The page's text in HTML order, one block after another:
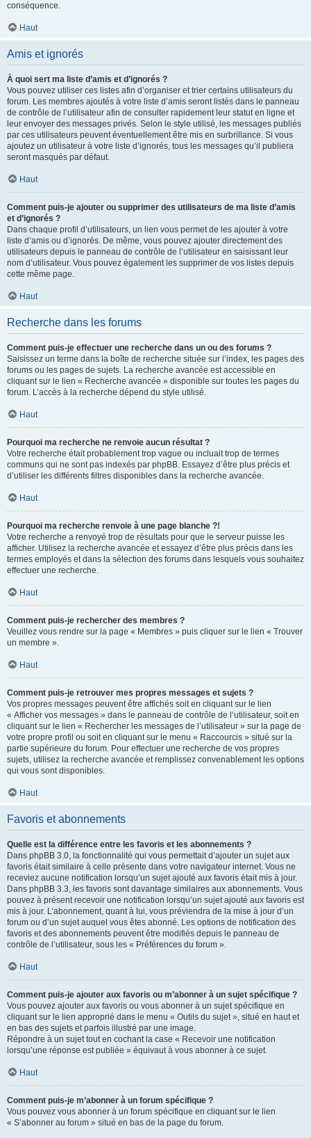
conséquence.
Haut
Amis et ignorés
À quoi sert ma liste d’amis et d’ignorés ?
Vous pouvez utiliser ces listes afin d’organiser et trier certains utilisateurs du
forum. Les membres ajoutés à votre liste d’amis seront listés dans le panneau
de contrôle de l’utilisateur afin de consulter rapidement leur statut en ligne et
leur envoyer des messages privés. Selon le style utilisé, les messages publiés
par ces utilisateurs peuvent éventuellement être mis en surbrillance. Si vous
ajoutez un utilisateur à votre liste d’ignorés, tous les messages qu’il publiera
seront masqués par défaut.
Haut
Comment puis-je ajouter ou supprimer des utilisateurs de ma liste d’amis
et d’ignorés ?
Dans chaque profil d’utilisateurs, un lien vous permet de les ajouter à votre
liste d’amis ou d’ignorés. De même, vous pouvez ajouter directement des
utilisateurs depuis le panneau de contrôle de l’utilisateur en saisissant leur
nom d’utilisateur. Vous pouvez également les supprimer de vos listes depuis
cette même page.
Haut
Recherche dans les forums
Comment puis-je effectuer une recherche dans un ou des forums ?
Saisissez un terme dans la boîte de recherche située sur l’index, les pages des
forums ou les pages de sujets. La recherche avancée est accessible en
cliquant sur le lien « Recherche avancée » disponible sur toutes les pages du
forum. L’accès à la recherche dépend du style utilisé.
Haut
Pourquoi ma recherche ne renvoie aucun résultat ?
Votre recherche était probablement trop vague ou incluait trop de termes
communs qui ne sont pas indexés par phpBB. Essayez d’être plus précis et
d’utiliser les différents filtres disponibles dans la recherche avancée.
Haut
Pourquoi ma recherche renvoie à une page blanche ?!
Votre recherche a renvoyé trop de résultats pour que le serveur puisse les
afficher. Utilisez la recherche avancée et essayez d’être plus précis dans les
termes employés et dans la sélection des forums dans lesquels vous souhaitez
effectuer une recherche.
Haut
Comment puis-je rechercher des membres ?
Veuillez vous rendre sur la page « Membres » puis cliquer sur le lien « Trouver
un membre ».
Haut
Comment puis-je retrouver mes propres messages et sujets ?
Vos propres messages peuvent être affichés soit en cliquant sur le lien
« Afficher vos messages » dans le panneau de contrôle de l’utilisateur, soit en
cliquant sur le lien « Rechercher les messages de l’utilisateur » sur la page de
votre propre profil ou soit en cliquant sur le menu « Raccourcis » situé sur la
partie supérieure du forum. Pour effectuer une recherche de vos propres
sujets, utilisez la recherche avancée et remplissez convenablement les options
qui vous sont disponibles.
Haut
Favoris et abonnements
Quelle est la différence entre les favoris et les abonnements ?
Dans phpBB 3.0, la fonctionnalité qui vous permettait d’ajouter un sujet aux
favoris était similaire à celle présente dans votre navigateur internet. Vous ne
receviez aucune notification lorsqu’un sujet ajouté aux favoris était mis à jour.
Dans phpBB 3.3, les favoris sont davantage similaires aux abonnements. Vous
pouvez à présent recevoir une notification lorsqu’un sujet ajouté aux favoris est
mis à jour. L’abonnement, quant à lui, vous préviendra de la mise à jour d’un
forum ou d’un sujet auquel vous êtes abonné. Les options de notification des
favoris et des abonnements peuvent être modifiés depuis le panneau de
contrôle de l’utilisateur, sous les « Préférences du forum ».
Haut
Comment puis-je ajouter aux favoris ou m’abonner à un sujet spécifique ?
Vous pouvez ajouter aux favoris ou vous abonner à un sujet spécifique en
cliquant sur le lien approprié dans le menu « Outils du sujet », situé en haut et
en bas des sujets et parfois illustré par une image.
Répondre à un sujet tout en cochant la case « Recevoir une notification
lorsqu’une réponse est publiée » équivaut à vous abonner à ce sujet.
Haut
Comment puis-je m’abonner à un forum spécifique ?
Vous pouvez vous abonner à un forum spécifique en cliquant sur le lien
« S’abonner au forum » situé en bas de la page du forum.